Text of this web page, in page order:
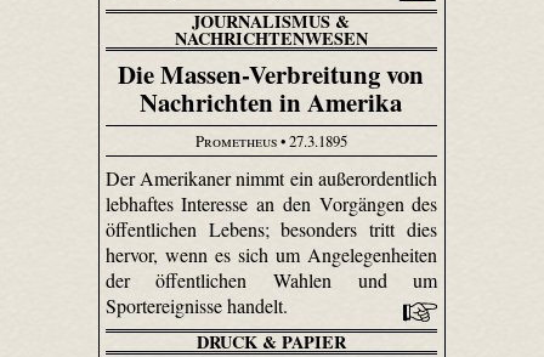
JOURNALISMUS &
NACHRICHTENWESEN
Die Massen-Verbreitung von
Nachrichten in Amerika
Prometheus• 27.3.1895
Der Amerikaner nimmt ein außerordentlich
lebhaftes Interesse an den Vorgängen des
öffentlichen Lebens; besonders tritt dies
hervor, wenn es sich um Angelegenheiten
der öffentlichen Wahlen und um
Sportereignisse handelt.
DRUCK & PAPIER